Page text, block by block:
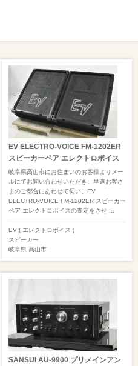
EV ELECTRO-VOICE FM-1202ER
スピーカーペア エレクトロボイス
岐阜県高山市にお住まいのお客様よりメー
ルにてお問い合わせいただき、早速お客さ
まのご都合にあわせて伺い、EV
ELECTRO-VOICE FM-1202ER スピーカー
ペア エレクトロボイスの査定をさせ ...
EV ( エレクトロボイス )
スピーカー
岐阜県 高山市
SANSUI AU-9900 プリメインアン